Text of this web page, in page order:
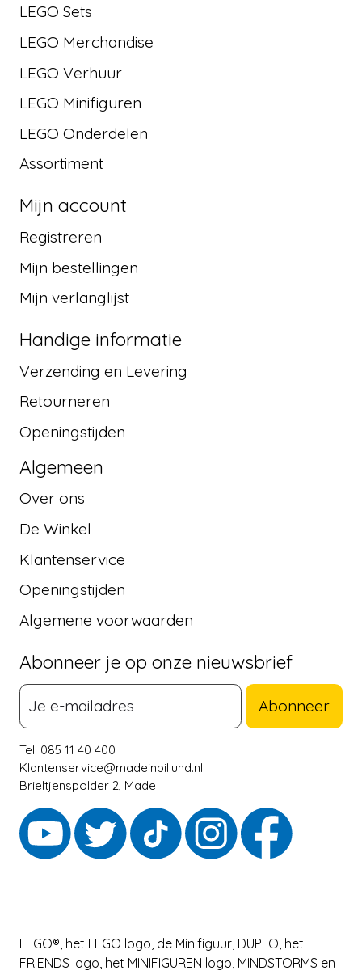
LEGO Sets
LEGO Merchandise
LEGO Verhuur
LEGO Minifiguren
LEGO Onderdelen
Assortiment
Mijn account
Registreren
Mijn bestellingen
Mijn verlanglijst
Handige informatie
Verzending en Levering
Retourneren
Openingstijden
Algemeen
Over ons
De Winkel
Klantenservice
Openingstijden
Algemene voorwaarden
Abonneer je op onze nieuwsbrief
Abonneer
Tel. 085 11 40 400
Klantenservice@madeinbillund.nl
Brieltjenspolder 2, Made
LEGO®, het LEGO logo, de Minifiguur, DUPLO, het
FRIENDS logo, het MINIFIGUREN logo, MINDSTORMS en